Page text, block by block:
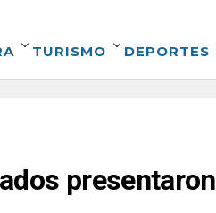
TURISMO DEPORTES
presentaron